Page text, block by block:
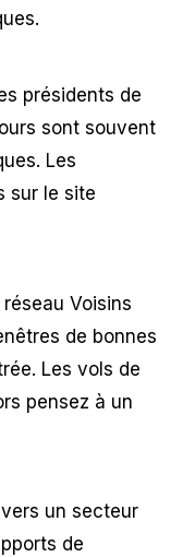
présidents de
sont souvent
Les
sur le site
Voisins
de bonnes
Les vols de
pensez à un
un secteur
de